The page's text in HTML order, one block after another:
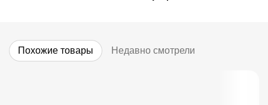
Похожие товары Недавно смотрели